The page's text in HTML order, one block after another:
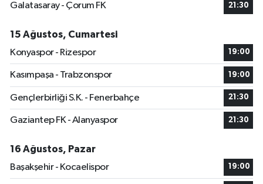
Galatasaray - Çorum FK
21:30
15 Ağustos, Cumartesi
Konyaspor - Rizespor
19:00
Kasımpaşa - Trabzonspor 19:00
Gençlerbirliği S.K. - Fenerbahçe 21:30
Gaziantep FK - Alanyaspor 21:30
16 Ağustos, Pazar
Başakşehir - Kocaelispor
19:00